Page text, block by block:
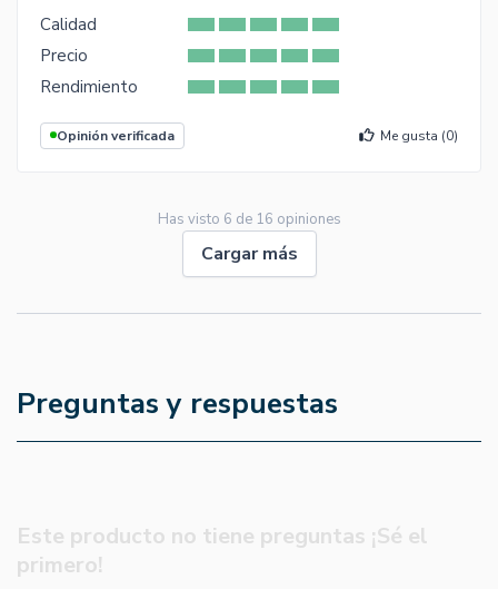
Calidad
Precio
Rendimiento
Opinión verificada Me gusta (0)
Has visto 6 de 16 opiniones
Cargar más
Preguntas y respuestas
Este producto no tiene preguntas ¡Sé el
primero!